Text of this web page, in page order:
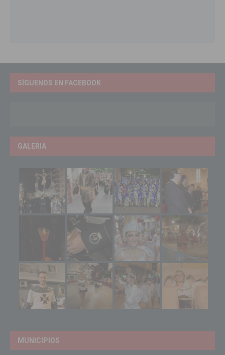
SÍGUENOS EN FACEBOOK
GALERIA
MUNICIPIOS